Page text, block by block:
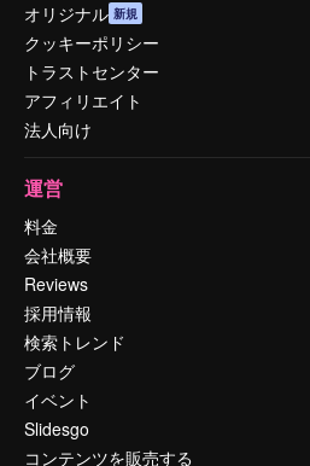
オリジナル 新規
クッキーポリシー
トラストセンター
アフィリエイト
法人向け
運営
料金
会社概要
Reviews
採用情報
検索トレンド
ブログ
イベント
Slidesgo
コンテンツを販売する